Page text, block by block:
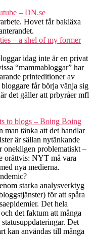
– DN.se
Hovet får bakläxa
– a shel of my former
idag inte är en privat
“mammabloggar” har
printeditioner av
bloggare får börja vänja sig
det gäller att prbyråer mfl
to blogs – Boing Boing
man tänka att det handlar
är sällan nytänkande
onekligen problematiskt –
orättvis: NYT må vara
nya medierna.
starka analysverktyg
för att spåra
Det hela
det faktum att många
Det
kan användas till många